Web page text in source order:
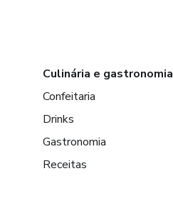
Culinária e gastronomia
Confeitaria
Drinks
Gastronomia
Receitas